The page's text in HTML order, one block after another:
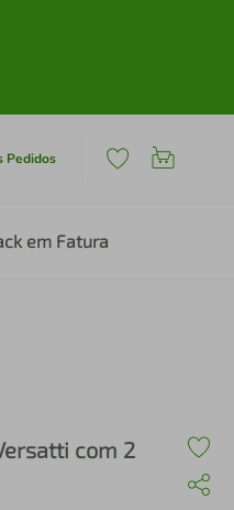
Pedidos
em Fatura
com 2